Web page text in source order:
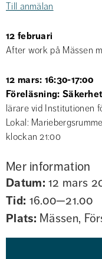
Till anmälan
12 februari
After work på Mässen
12 mars: 16:30-17:00
Föreläsning:
lärare vid Institutionen
Lokal:
klockan 21:00
Mer information
Datum: 12 mars
Tid: 16.00—21.00
Plats: Mässen,